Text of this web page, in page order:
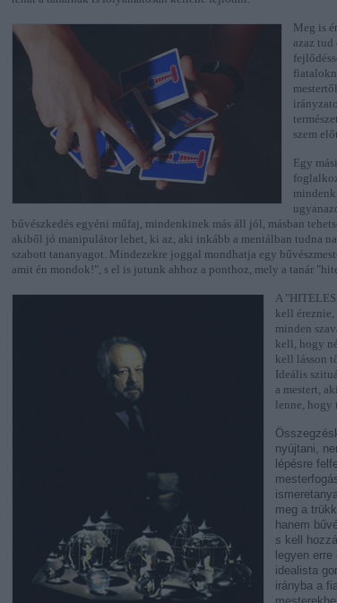
Meg is
azaz tud
szem
Egy
bűvészkedés egyéni műfaj, mindenkinek más áll jól, másban
akiből jó manipulátor lehet, ki az, aki inkább a mentálban tudna
szabott tananyagot. Mindezekre joggal mondhatja egy
amit én mondok!", s el is jutunk ahhoz a ponthoz, mely a tanár
A
kell
minden
kell, hogy
kell lásson
Ideális
a mestert,
lenne, hogy
nyújtani,
lépésre
meg a
hanem
s kell
legyen
idealista
irányba a